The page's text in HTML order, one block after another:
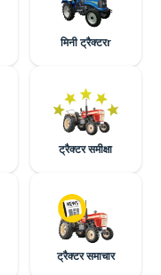
मिनी ट्रैक्टरr
ट्रैक्टर समीक्षा
ट्रैक्टर समाचार